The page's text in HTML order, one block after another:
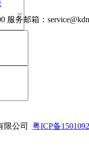
服务邮箱：
限公司 粤ICP备